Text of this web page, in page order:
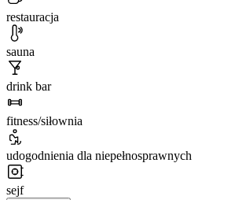
restauracja
sauna
drink bar
fitness/siłownia
udogodnienia dla niepełnosprawnych
sejf